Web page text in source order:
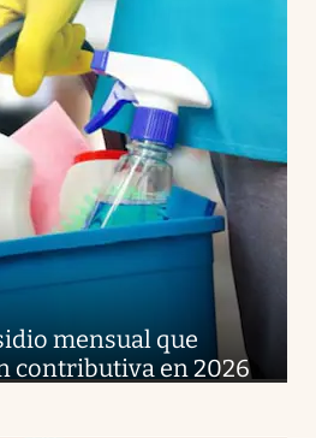
mensual que
contributiva en 2026